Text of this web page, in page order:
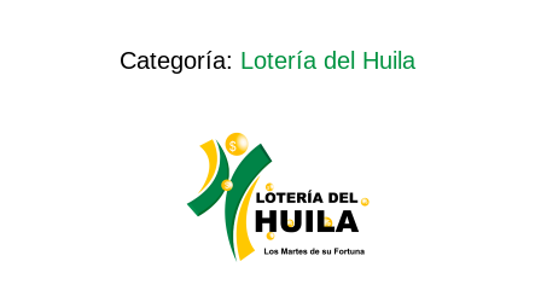
Categoría: Lotería del Huila